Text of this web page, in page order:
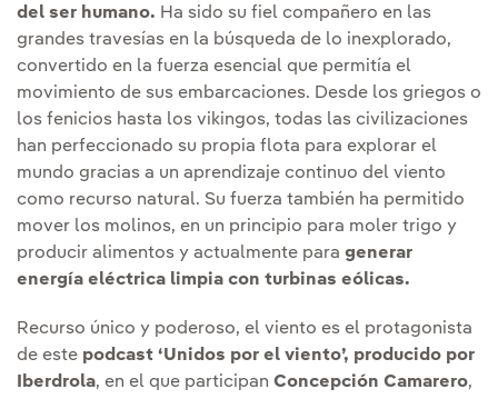
iVoox
Apple Podcast
Spreaker
del ser humano. Ha sido su fiel compañero en las
grandes travesías en la búsqueda de lo inexplorado,
convertido en la fuerza esencial que permitía el
movimiento de sus embarcaciones. Desde los griegos o
los fenicios hasta los vikingos, todas las civilizaciones
han perfeccionado su propia flota para explorar el
mundo gracias a un aprendizaje continuo del viento
como recurso natural. Su fuerza también ha permitido
mover los molinos, en un principio para moler trigo y
producir alimentos y actualmente para generar
energía eléctrica limpia con turbinas eólicas.
Recurso único y poderoso, el viento es el protagonista
de este podcast ‘Unidos por el viento’, producido por
Iberdrola, en el que participan Concepción Camarero,